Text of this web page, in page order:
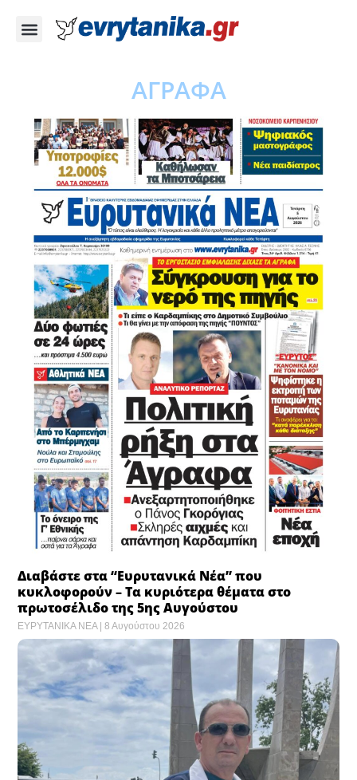
ΑΓΡΑΦΑ
Διαβάστε στα “Ευρυτανικά Νέα” που
κυκλοφορούν – Τα κυριότερα θέματα στο
πρωτοσέλιδο της 5ης Αυγούστου
ΕΥΡΥΤΑΝΙΚΑ ΝΕΑ 8 Αυγούστου 2026